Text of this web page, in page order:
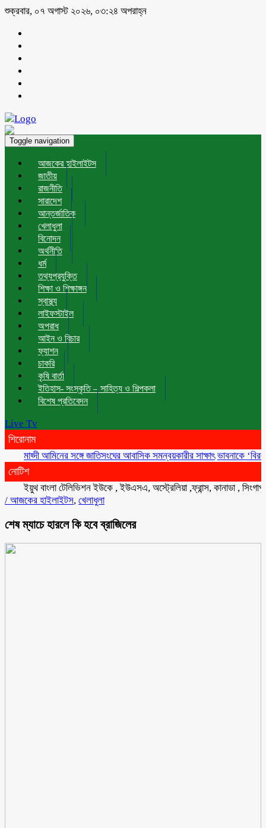
শুক্রবার, ০৭ অগাস্ট ২০২৬, ০৩:২৪ অপরাহ্ন
Toggle navigation
আজকের হাইলাইটস
জাতীয়
রাজনীতি
সারাদেশ
আন্তর্জাতিক
খেলাধুলা
বিনোদন
অর্থনীতি
ধর্ম
তথ্যপ্রযুক্তি
শিক্ষা ও শিক্ষাঙ্গন
স্বাস্থ্য
লাইফস্টাইল
অপরাধ
আইন ও বিচার
ফ্যাশন
চাকরি
কৃষি বার্তা
ইতিহাস- সংস্কৃতি – সাহিত্য ও শিল্পকলা
বিশেষ প্রতিবেদন
Live Tv
শিরোনাম
মাহ্দী আমিনের সঙ্গে জাতিসংঘের আবাসিক সমন্বয়কারীর সাক্ষাৎ ভাবনাকে ‘বিরল
নোটিশ
ইয়ুথ বাংলা টেলিভিশন ইউকে , ইউএসএ, অস্ট্রেলিয়া ,ফ্রান্স, কানাডা , সিংগাপুর ,
/ আজকের হাইলাইটস, খেলাধুলা
শেষ ম্যাচে হারলে কি হবে ব্রাজিলের